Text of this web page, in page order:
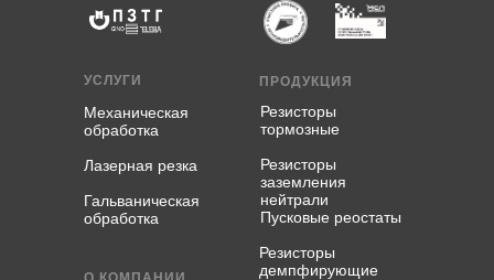
Резисторы
тормозные
ПРОДУКЦИЯ
Гальваническая
обработка
Резисторы
заземления
нейтрали
Резисторы
демпфирующие
УСЛУГИ
Механическая
обработка
Лазерная резка
Пусковые реостаты